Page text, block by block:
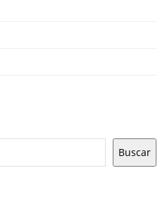
Buscar